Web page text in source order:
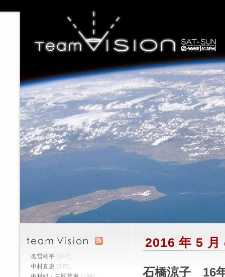
2016 年 5 月
石橋涼子 16
名雪祐平 (247)
中村直史 (376)